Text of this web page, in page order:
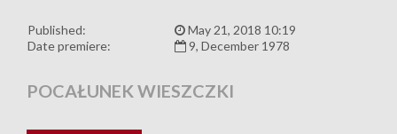
Published:
May 21, 2018 10:19
Date premiere:
9, December 1978
POCAŁUNEK WIESZCZKI